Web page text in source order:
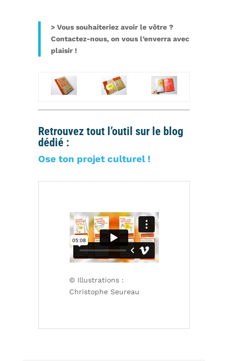
> Vous souhaiteriez avoir le vôtre ?
Contactez-nous, on vous l’enverra avec
plaisir !
Retrouvez tout l’outil sur le blog
dédié :
Ose ton projet culturel !
© Illustrations :
Christophe Seureau